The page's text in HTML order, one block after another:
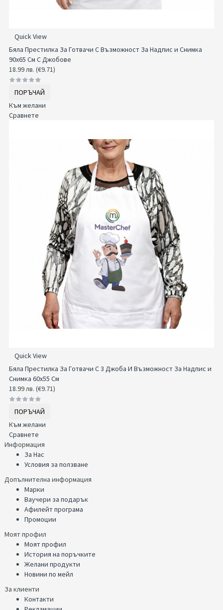
Quick View
Бяла Престилка За Готвачи С Възможност За Надпис и Снимка
90x65 См С Джобове
18.99 лв. (€9.71)
ПОРЪЧАЙ
Към желани
Сравнете
Quick View
Бяла Престилка За Готвачи С 3 Джоба И Възможност За Надпис и
Снимка 60x55 См
18.99 лв. (€9.71)
ПОРЪЧАЙ
Към желани
Сравнете
Информация
За Нас
Условия за ползване
Допълнителна информация
Марки
Ваучери за подарък
Афилейт програма
Промоции
Моят профил
Моят профил
История на поръчките
Желани продукти
Новини по мейл
За клиенти
Контакти